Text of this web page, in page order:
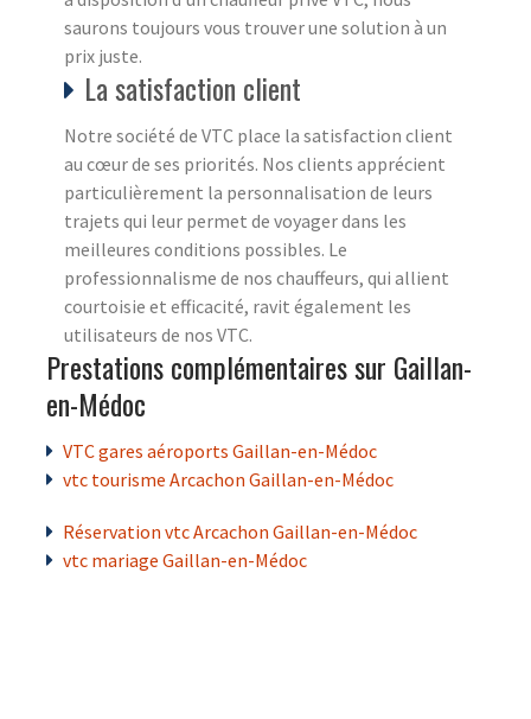
saurons toujours vous trouver une solution à un
prix juste.
La satisfaction client
Notre société de VTC place la satisfaction client
au cœur de ses priorités. Nos clients apprécient
particulièrement la personnalisation de leurs
trajets qui leur permet de voyager dans les
meilleures conditions possibles. Le
professionnalisme de nos chauffeurs, qui allient
courtoisie et efficacité, ravit également les
utilisateurs de nos VTC.
Prestations complémentaires sur Gaillan-
en-Médoc
VTC gares aéroports Gaillan-en-Médoc
vtc tourisme Arcachon Gaillan-en-Médoc
Réservation vtc Arcachon Gaillan-en-Médoc
vtc mariage Gaillan-en-Médoc